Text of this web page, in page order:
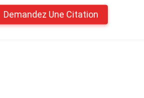
Demandez Une Citation